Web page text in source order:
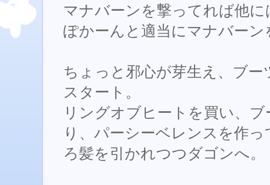
マナバーンを撃ってれば他
ぽかーんと適当にマナバーン
ちょっと邪心が芽生え、ブ
スタート。
リングオブヒートを買い、
り、パーシーベレンスを作
ろ髪を引かれつつダゴンへ。